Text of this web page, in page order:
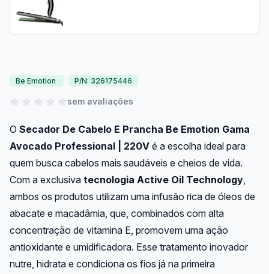
Be Emotion P/N: 326175446
sem avaliações
O Secador De Cabelo E Prancha Be Emotion Gama
Avocado Professional | 220V é a escolha ideal para
quem busca cabelos mais saudáveis e cheios de vida.
Com a exclusiva tecnologia Active Oil Technology,
ambos os produtos utilizam uma infusão rica de óleos de
abacate e macadâmia, que, combinados com alta
concentração de vitamina E, promovem uma ação
antioxidante e umidificadora. Esse tratamento inovador
nutre, hidrata e condiciona os fios já na primeira